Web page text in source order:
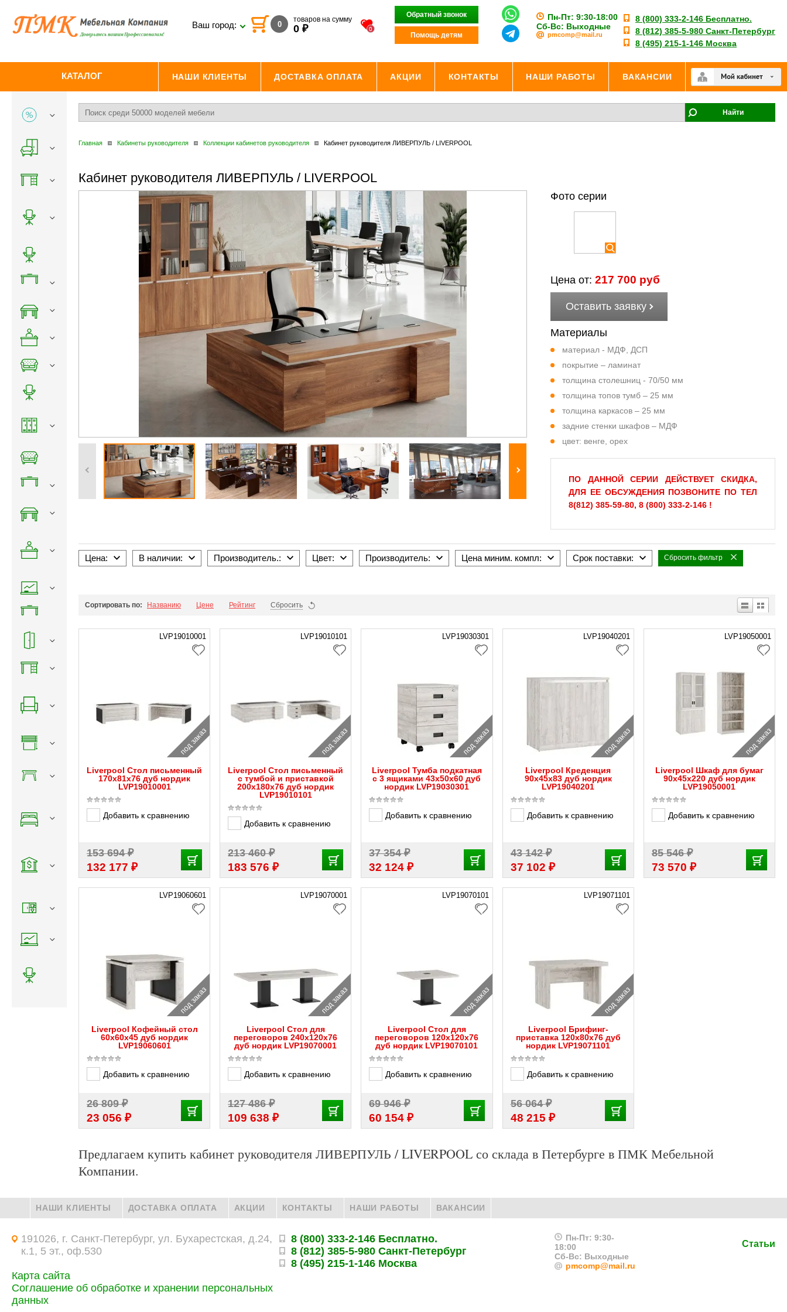
Ваш город: 0
товаров на сумму
0₽ 0
Обратный звонок
Помощь детям
Пн-Пт: 9:30-18:00
Сб-Вс: Выходные
pmcomp@mail.ru
8 (800) 333-2-146 Бесплатно.
8 (812) 385-5-980 Санкт-Петербург
8 (495) 215-1-146 Москва
КАТАЛОГ НАШИ КЛИЕНТЫ ДОСТАВКА ОПЛАТА АКЦИИ КОНТАКТЫ НАШИ РАБОТЫ ВАКАНСИИ
Найти
Главная Кабинеты руководителя Коллекции кабинетов руководителя Кабинет руководителя ЛИВЕРПУЛЬ / LIVERPOOL
Кабинет руководителя ЛИВЕРПУЛЬ / LIVERPOOL
Фото серии
Цена от: 217 700 руб
Оставить заявку
Материалы
материал - МДФ, ДСП
покрытие – ламинат
толщина столешниц - 70/50 мм
толщина топов тумб – 25 мм
толщина каркасов – 25 мм
задние стенки шкафов – МДФ
цвет: венге, орех
ПО ДАННОЙ СЕРИИ ДЕЙСТВУЕТ СКИДКА,
ДЛЯ ЕЕ ОБСУЖДЕНИЯ ПОЗВОНИТЕ ПО ТЕЛ
8(812) 385-59-80, 8 (800) 333-2-146 !
Цена: В наличии: Производитель.: Цвет: Производитель: Цена миним. компл: Срок поставки: Сбросить фильтр
Сортировать по: Названию Цене Рейтинг Сбросить
LVP19010001
под заказ
Liverpool Стол письменный
170x81x76 дуб нордик
LVP19010001
Добавить к сравнению
153 694₽
132 177 ₽
LVP19010101
под заказ
Liverpool Стол письменный
с тумбой и приставкой
200x180x76 дуб нордик
LVP19010101
Добавить к сравнению
213 460₽
183 576₽
LVP19030301
под заказ
Liverpool Тумба подкатная
с 3 ящиками 43x50x60 дуб
нордик LVP19030301
Добавить к сравнению
37 354₽
32 124₽
LVP19040201
под заказ
Liverpool Креденция
90x45x83 дуб нордик
LVP19040201
Добавить к сравнению
43 142₽
37 102 ₽
LVP19050001
под заказ
Liverpool Шкаф для бумаг
90x45x220 дуб нордик
LVP19050001
Добавить к сравнению
85 546₽
73 570 ₽
LVP19060601
под заказ
Liverpool Кофейный стол
60x60x45 дуб нордик
LVP19060601
Добавить к сравнению
26 809₽
23 056 ₽
LVP19070001
под заказ
Liverpool Стол для
переговоров 240x120x76
дуб нордик LVP19070001
Добавить к сравнению
127 486₽
109 638₽
LVP19070101
под заказ
Liverpool Стол для
переговоров 120x120x76
дуб нордик LVP19070101
Добавить к сравнению
69 946₽
60 154₽
LVP19071101
под заказ
Liverpool Брифинг-
приставка 120x80x76 дуб
нордик LVP19071101
Добавить к сравнению
56 064₽
48 215 ₽
Предлагаем купить кабинет руководителя ЛИВЕРПУЛЬ / LIVERPOOL со склада в Петербурге в ПМК Мебельной
Компании.
НАШИ КЛИЕНТЫ ДОСТАВКА ОПЛАТА АКЦИИ КОНТАКТЫ НАШИ РАБОТЫ ВАКАНСИИ
Статьи
191026, г. Санкт-Петербург, ул. Бухарестская, д.24,
к.1, 5 эт., оф.530
Карта сайта
Соглашение об обработке и хранении персональных
данных
8 (800) 333-2-146 Бесплатно.
8 (812) 385-5-980 Санкт-Петербург
8 (495) 215-1-146 Москва
Пн-Пт: 9:30-
18:00
Сб-Вс: Выходные
pmcomp@mail.ru